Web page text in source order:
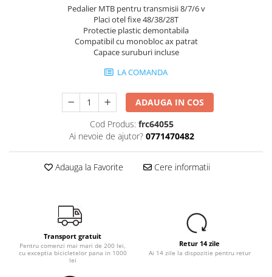
Schimbatoare fata
Schimbatoare si accesorii
Pedalier MTB pentru transmisii 8/7/6 v
Placi otel fixe 48/38/28T
Protectie plastic demontabila
Compatibil cu monobloc ax patrat
Capace suruburi incluse
LA COMANDA
ADAUGA IN COS
Cod Produs: frc64055
Ai nevoie de ajutor? 0771470482
Adauga la Favorite Cere informatii
Transport gratuit
Pentru comenzi mai mari de 200 lei,
cu exceptia bicicletelor pana in 1000
lei
Retur 14 zile
Ai 14 zile la dispozitie pentru retur